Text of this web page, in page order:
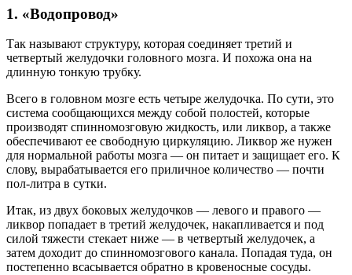
1. «Водопровод»
Так называют структуру, которая соединяет третий и
четвертый желудочки головного мозга. И похожа она на
длинную тонкую трубку.
Всего в головном мозге есть четыре желудочка. По сути, это
система сообщающихся между собой полостей, которые
производят спинномозговую жидкость, или ликвор, а также
обеспечивают ее свободную циркуляцию. Ликвор же нужен
для нормальной работы мозга — он питает и защищает его. К
слову, вырабатывается его приличное количество — почти
пол-литра в сутки.
Итак, из двух боковых желудочков — левого и правого —
ликвор попадает в третий желудочек, накапливается и под
силой тяжести стекает ниже — в четвертый желудочек, а
затем доходит до спинномозгового канала. Попадая туда, он
постепенно всасывается обратно в кровеносные сосуды.